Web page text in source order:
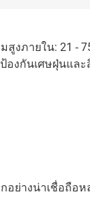
สูงภายใน: 21 -
องกันเศษฝุ่นแล
อย่างน่าเชื่อถื